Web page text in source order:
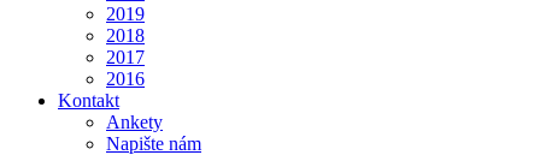
2019
2018
2017
2016
Kontakt
Ankety
Napište nám